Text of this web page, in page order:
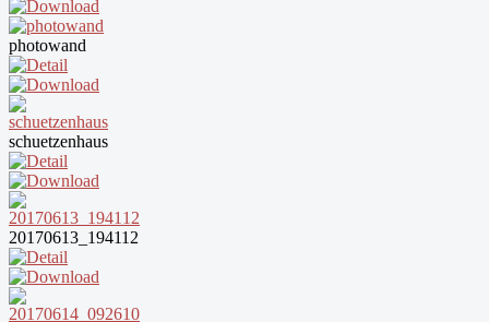
photowand
schuetzenhaus
20170613_194112